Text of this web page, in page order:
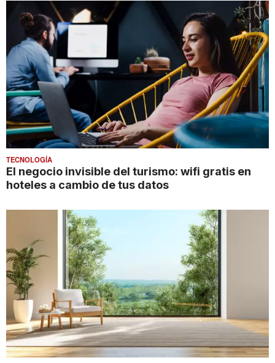
TECNOLOGÍA
El negocio invisible del turismo: wifi gratis en
hoteles a cambio de tus datos